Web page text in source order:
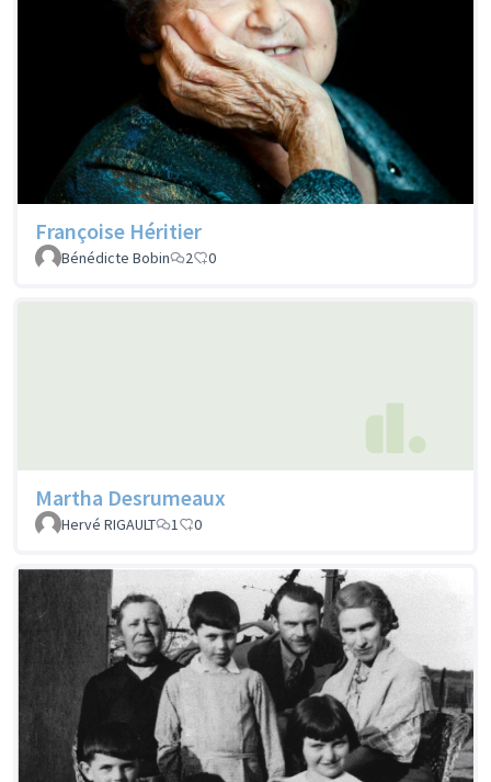
Françoise Héritier
Bénédicte Bobin 2 0
Martha Desrumeaux
Hervé RIGAULT 1 0